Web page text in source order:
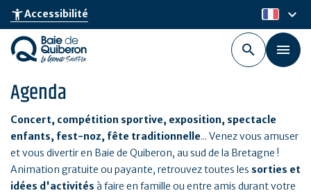
Aller
au
contenu
principal
accessibility_newAccessibilité fr
keyboard_arrow_down
Agenda
Concert, compétition sportive, exposition, spectacle
enfants, fest-noz, fête traditionnelle... Venez vous amuser
et vous divertir en Baie de Quiberon, au sud de la Bretagne !
Animation gratuite ou payante, retrouvez toutes les sorties et
idées d'activités à faire en famille ou entre amis durant votre